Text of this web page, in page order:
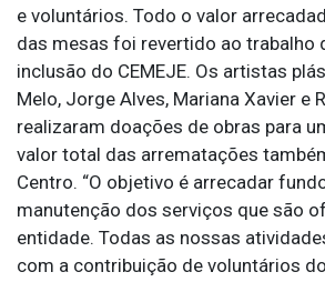
e voluntários. Todo o valor
das mesas foi revertido ao trabalho
inclusão do CEMEJE. Os artistas
Melo, Jorge Alves, Mariana Xavier e
realizaram doações de obras para
valor total das arrematações
Centro. “O objetivo é arrecadar
manutenção dos serviços que são
entidade. Todas as nossas
com a contribuição de voluntários